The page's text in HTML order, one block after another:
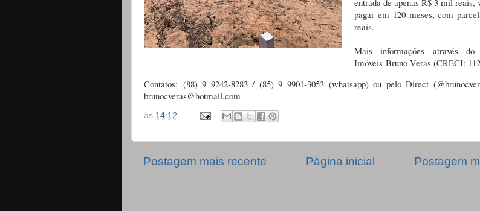
entrada de apenas R$ 3 mil reais,
pagar em 120 meses, com
reais.
Mais informações através
Imóveis Bruno Veras (CRECI:
Contatos: (88) 9 9242-8283 / (85) 9 9901-3053 (whatsapp) ou pelo Direct
brunocveras@hotmail.com
às 14:12
Postagem mais recente Postagem
Página inicial